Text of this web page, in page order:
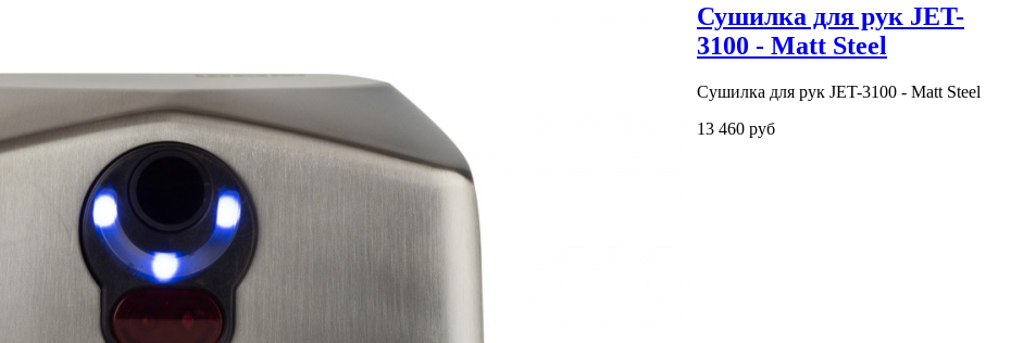
Сушилка для рук JET-
3100 - Matt Steel
Сушилка для рук JET-3100 - Matt Steel
13 460 руб